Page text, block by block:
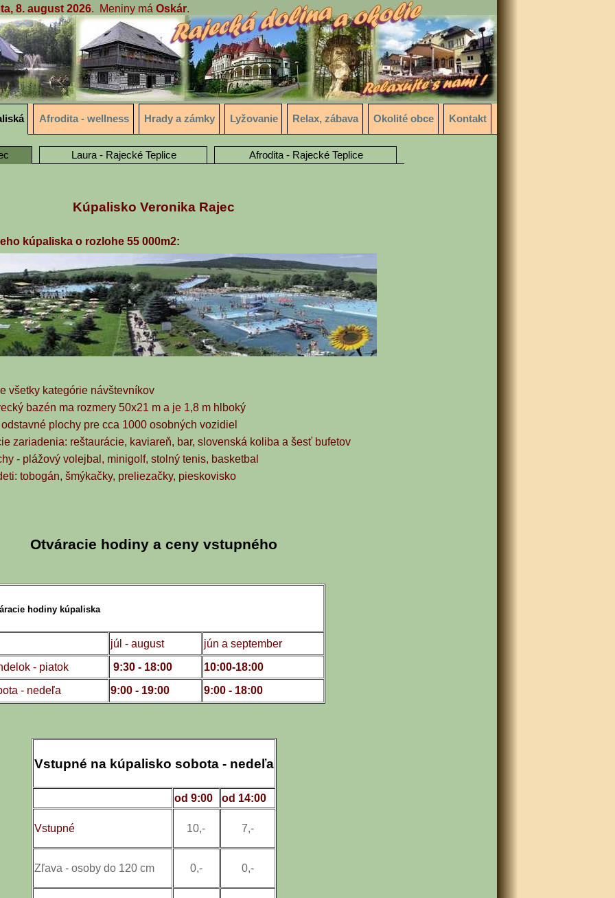
8. august 2026. Meniny má Oskár.
Afrodita - wellness Hrady a zámky Lyžovanie Relax, zábava Okolité obce Kontakt
Laura - Rajecké Teplice Afrodita - Rajecké Teplice
Kúpalisko Veronika Rajec
kúpaliska o rozlohe 55 000m2:
všetky kategórie návštevníkov
bazén ma rozmery 50x21 m a je 1,8 m hlboký
plochy pre cca 1000 osobných vozidiel
zariadenia: reštaurácie, kaviareň, bar, slovenská koliba a šesť bufetov
- plážový volejbal, minigolf, stolný tenis, basketbal
tobogán, šmýkačky, preliezačky, pieskovisko
Otváracie hodiny a ceny vstupného
hodiny kúpaliska
júl - august
jún a september
- piatok
9:30 - 18:00
10:00-18:00
- nedeľa
9:00 - 19:00 9:00 - 18:00
Vstupné na kúpalisko sobota - nedeľa
od 9:00 od 14:00
Vstupné 10,- 7,-
Zľava - osoby do 120 cm 0,- 0,-